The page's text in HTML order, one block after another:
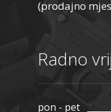
(prodajno
Radno
pon - pet